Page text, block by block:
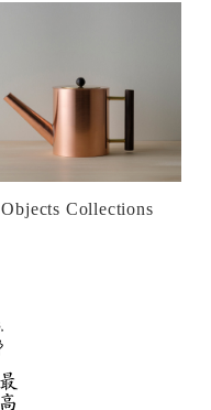
Objects Collections